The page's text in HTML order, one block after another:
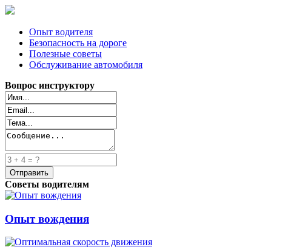
Опыт водителя
Безопасность на дороге
Полезные советы
Обслуживание автомобиля
Вопрос инструктору
Советы водителям
Опыт вождения